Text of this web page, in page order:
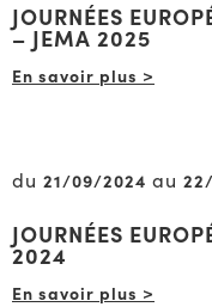
JOURNÉES
– JEMA 2025
En savoir plus >
du 21/09/2024 au
JOURNÉES
2024
En savoir plus >